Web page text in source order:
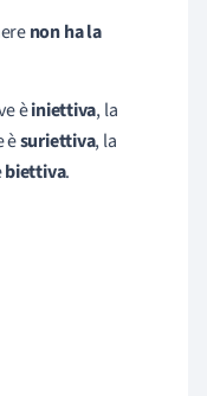
non ha la
èiniettiva, la
èsuriettiva, la
biettiva.